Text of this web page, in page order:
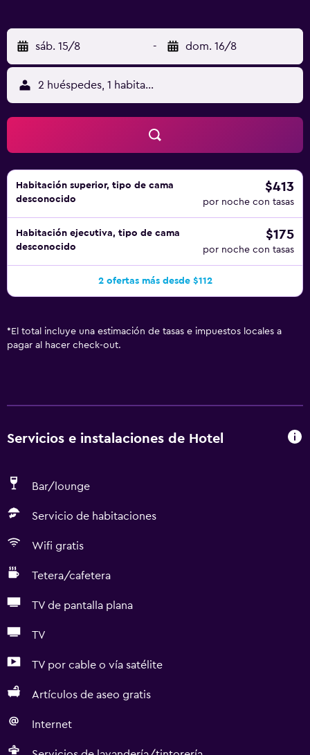
sáb. 15/8 - dom. 16/8
2 huéspedes, 1 habitación
Habitación superior, tipo de cama
desconocido
$413
por noche con tasas
Habitación ejecutiva, tipo de cama
desconocido
$175
por noche con tasas
2 ofertas más desde $112
* El total incluye una estimación de tasas e impuestos locales a
pagar al hacer check-out.
Servicios e instalaciones de Hotel
Bar/lounge
Servicio de habitaciones
Wifi gratis
Tetera/cafetera
TV de pantalla plana
TV
TV por cable o vía satélite
Artículos de aseo gratis
Internet